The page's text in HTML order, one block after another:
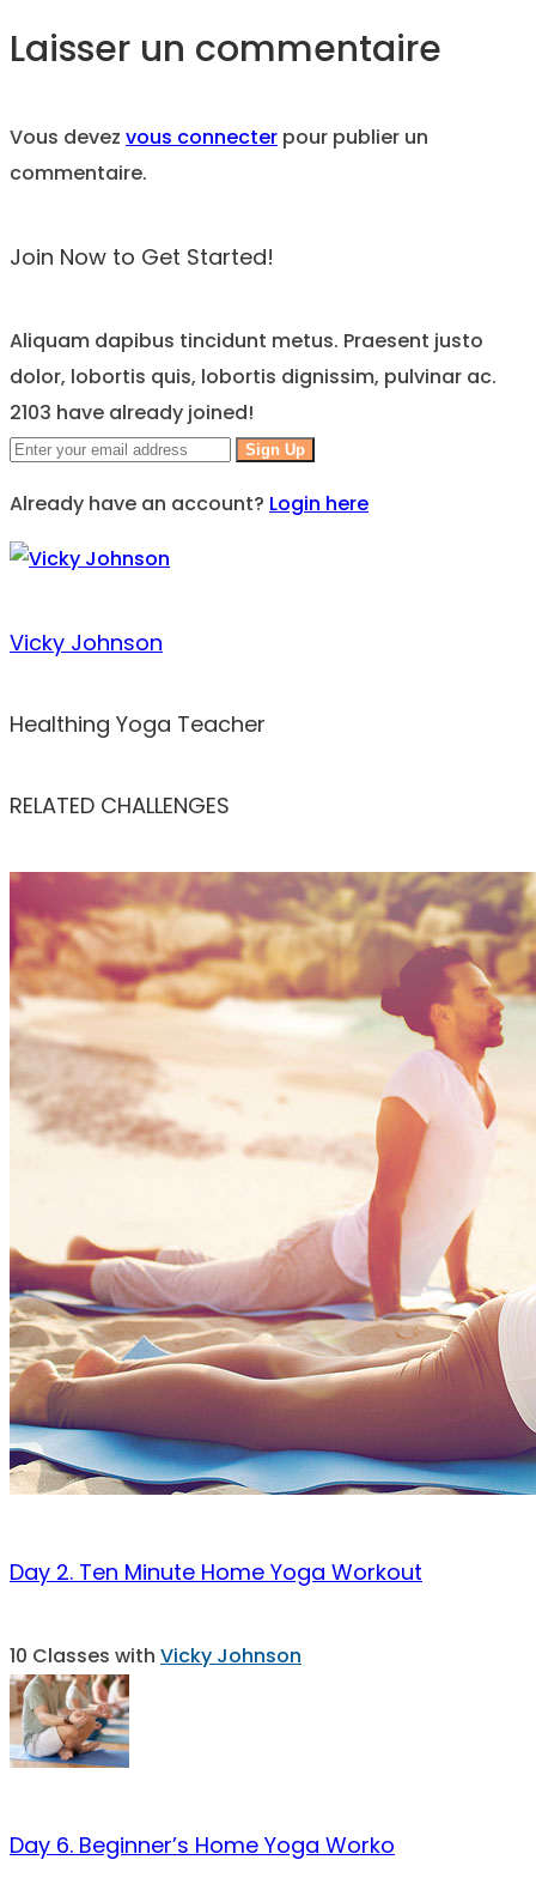
Laisser un commentaire
Vous devez vous connecter pour publier un
commentaire.
Join Now to Get Started!
Aliquam dapibus tincidunt metus. Praesent justo
dolor, lobortis quis, lobortis dignissim, pulvinar ac.
2103 have already joined!
Sign Up
Already have an account? Login here
Vicky Johnson
Healthing Yoga Teacher
RELATED CHALLENGES
Day 2. Ten Minute Home Yoga Workout
10 Classes with Vicky Johnson
Day 6. Beginner’s Home Yoga Worko